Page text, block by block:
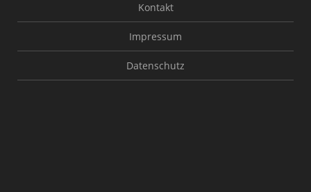
Kontakt
Impressum
Datenschutz